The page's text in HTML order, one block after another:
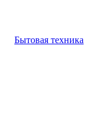
Бытовая техника